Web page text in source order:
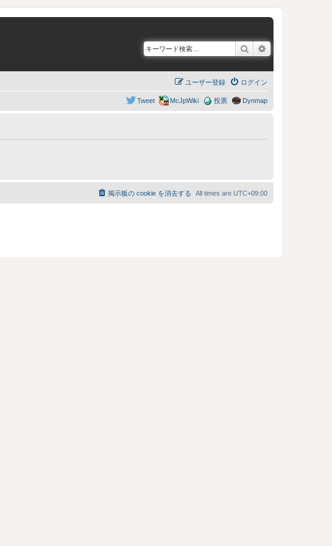
検索
ログイン
ユーザー登録
Dynmap
投票
McJpWiki
Tweet
All times are UTC+09:00
掲示板の cookie を消去する